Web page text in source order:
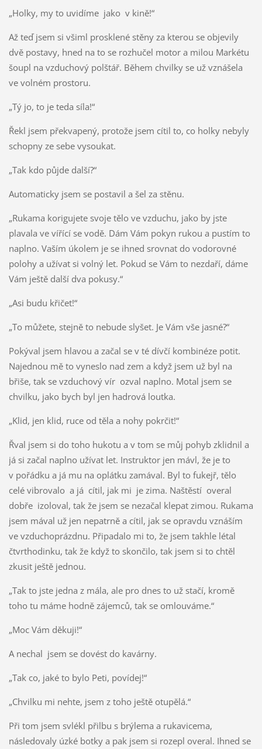
„Holky, my to uvidíme jako v kině!“
Až teď jsem si všiml prosklené stěny za kterou se objevily
dvě postavy, hned na to se rozhučel motor a milou Markétu
šoupl na vzduchový polštář. Během chvilky se už vznášela
ve volném prostoru.
„Tý jo, to je teda síla!“
Řekl jsem překvapený, protože jsem cítil to, co holky nebyly
schopny ze sebe vysoukat.
„Tak kdo půjde další?“
Automaticky jsem se postavil a šel za stěnu.
„Rukama korigujete svoje tělo ve vzduchu, jako by jste
plavala ve vířící se vodě. Dám Vám pokyn rukou a pustím to
naplno. Vaším úkolem je se ihned srovnat do vodorovné
polohy a užívat si volný let. Pokud se Vám to nezdaří, dáme
Vám ještě další dva pokusy.“
„Asi budu křičet!“
„To můžete, stejně to nebude slyšet. Je Vám vše jasné?“
Pokýval jsem hlavou a začal se v té dívčí kombinéze potit.
Najednou mě to vyneslo nad zem a když jsem už byl na
břiše, tak se vzduchový vír ozval naplno. Motal jsem se
chvilku, jako bych byl jen hadrová loutka.
„Klid, jen klid, ruce od těla a nohy pokrčit!“
Řval jsem si do toho hukotu a v tom se můj pohyb zklidnil a
já si začal naplno užívat let. Instruktor jen mávl, že je to
v pořádku a já mu na oplátku zamával. Byl to fukejř, tělo
celé vibrovalo a já cítil, jak mi je zima. Naštěstí overal
dobře izoloval, tak že jsem se nezačal klepat zimou. Rukama
jsem mával už jen nepatrně a cítil, jak se opravdu vznáším
ve vzduchoprázdnu. Připadalo mi to, že jsem takhle létal
čtvrthodinku, tak že když to skončilo, tak jsem si to chtěl
zkusit ještě jednou.
„Tak to jste jedna z mála, ale pro dnes to už stačí, kromě
toho tu máme hodně zájemců, tak se omlouváme.“
„Moc Vám děkuji!“
A nechal jsem se dovést do kavárny.
„Tak co, jaké to bylo Peti, povídej!“
„Chvilku mi nehte, jsem z toho ještě otupělá.“
Při tom jsem svlékl přilbu s brýlema a rukavicema,
následovaly úzké botky a pak jsem si rozepl overal. Ihned se